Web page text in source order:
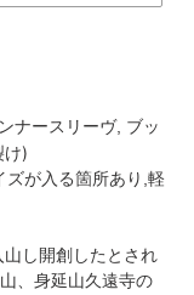
ナースリーヴ, ブッ
け)
ズが入る箇所あり,軽
し開創したとされ
、身延山久遠寺の